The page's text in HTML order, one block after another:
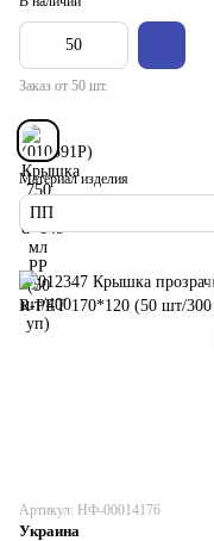
Заказ от 50 шт.
Материал изделия
ПП
Артикул: НФ-00014176
Украина